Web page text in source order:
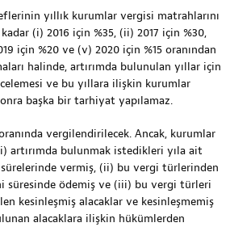
yıllık kurumlar vergisi matrahlarını
(i) 2016 için %35, (ii) 2017 için %30,
için %20 ve (v) 2020 için %15 oranından
halinde, artırımda bulunulan yıllar için
ve bu yıllara ilişkin kurumlar
başka bir tarhiyat yapılamaz.
vergilendirilecek. Ancak, kurumlar
artırımda bulunmak istedikleri yıla ait
vermiş, (ii) bu vergi türlerinden
süresinde ödemiş ve (iii) bu vergi türleri
kesinleşmiş alacaklar ve kesinleşmemiş
alacaklara ilişkin hükümlerden